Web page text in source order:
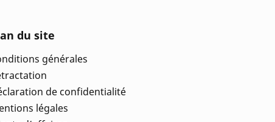
du site
générales
de confidentialité
légales